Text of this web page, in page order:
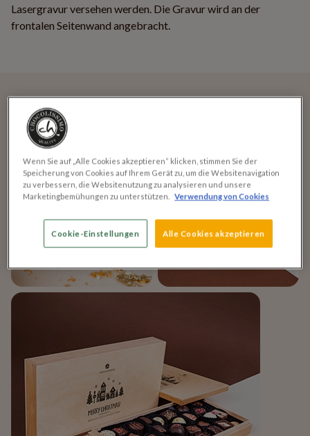
Lasergravur versehen werden. Die Gravur wird an der
frontalen Seitenwand angebracht.
"Xmas Premiere Maxi " 30 alkoholfreie Pralinen
Wenn Sie auf „Alle Cookies akzeptieren“ klicken, stimmen Sie der
Speicherung von Cookies auf Ihrem Gerät zu, um die Websitenavigation
zu verbessern, die Websitenutzung zu analysieren und unsere
Marketingbemühungen zu unterstützen.
Verwendung von Cookies
Cookie-Einstellungen Alle Cookies akzeptieren